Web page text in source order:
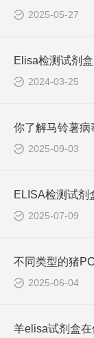
2025-05-27
2024-03-25
2025-09-03
2025-07-09
2025-06-04